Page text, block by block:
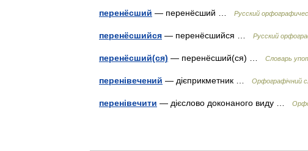
перенёсший — перенёсший … Русский
перенёсшийся — перенёсшийся … Русский
перенёсший(ся) — перенёсший(ся) … Словарь
перенівечений — дієприкметник … Орфографічний
перенівечити — дієслово доконаного виду …